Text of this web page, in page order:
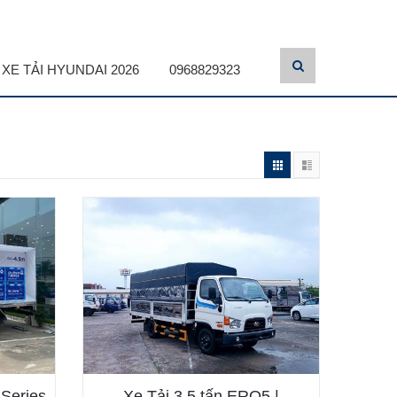
XE TẢI HYUNDAI 2026 0968829323